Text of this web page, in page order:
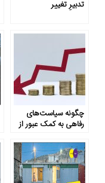
تدبیرِ تغییر
چگونه سیاست‌های
رفاهی به کمک عبور از
است؟